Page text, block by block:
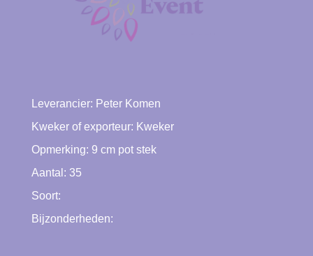
Leverancier: Peter Komen
Kweker of exporteur: Kweker
Opmerking: 9 cm pot stek
Aantal: 35
Soort:
Bijzonderheden: